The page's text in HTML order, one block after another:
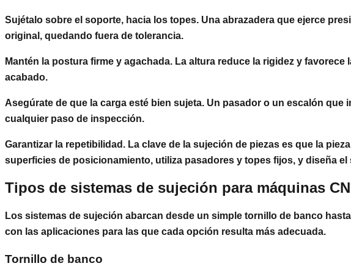
Sujétalo sobre el soporte, hacia los topes. Una abrazadera que ejerce
original, quedando fuera de tolerancia.
Mantén la postura firme y agachada. La altura reduce la rigidez y favorece
acabado.
Asegúrate de que la carga esté bien sujeta. Un pasador o un escalón que
cualquier paso de inspección.
Garantizar la repetibilidad. La clave de la sujeción de piezas es que la
superficies de posicionamiento, utiliza pasadores y topes fijos, y diseña
Tipos de sistemas de sujeción para máquinas
Los sistemas de sujeción abarcan desde un simple tornillo de banco
con las aplicaciones para las que cada opción resulta más adecuada.
Tornillo de banco